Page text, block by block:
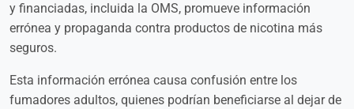
y financiadas, incluida la OMS, promueve información
errónea y propaganda contra productos de nicotina más
seguros.
Esta información errónea causa confusión entre los
fumadores adultos, quienes podrían beneficiarse al dejar de